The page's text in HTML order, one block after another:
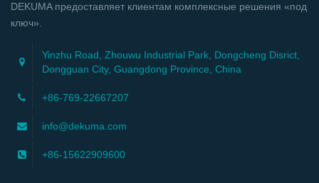
DEKUMA предоставляет клиентам комплексные решения «под
ключ».
Yinzhu Road, Zhouwu Industrial Park, Dongcheng Disrict,
Dongguan City, Guangdong Province, China
+86-769-22667207
info@dekuma.com
+86-15622909600